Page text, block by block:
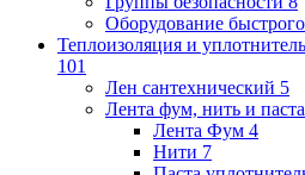
Оборудование
Теплоизоляция и
101
Лен сантехнический 5
Лента фум, нить и
Лента Фум 4
Нити 7